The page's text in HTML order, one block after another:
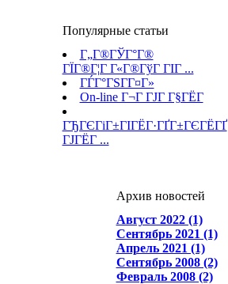
Популярные статьи
Г„Г®ГЎГ°Г®
ГЇГ®Г¦Г Г«Г®ГўГ ГІГ ...
ГЃГ°ГЅГ­Г¤Г»
On-line Г¬Г ГЈГ Г§ГЁГ­
ГЂГЄГіГ±ГІГЁГ·ГҐГ±ГЄГЁГҐ
ГЈГЁГ ...
Архив новостей
Август 2022 (1)
Сентябрь 2021 (1)
Апрель 2021 (1)
Сентябрь 2008 (2)
Февраль 2008 (2)